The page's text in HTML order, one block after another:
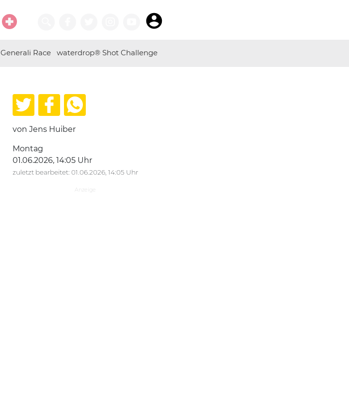
Generali Race waterdrop® Shot Challenge
von Jens Huiber
Montag
01.06.2026, 14:05 Uhr
zuletzt bearbeitet: 01.06.2026, 14:05 Uhr